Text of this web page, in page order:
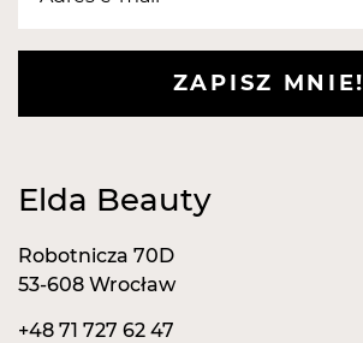
ZAPISZ MNIE!
Elda Beauty
Robotnicza 70D
53-608 Wrocław
+48 71 727 62 47